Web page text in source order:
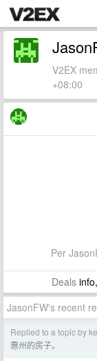
V2EX
+08:00
Per
Deals
JasonFW's recent
Replied to a topic by
惠州的房子。